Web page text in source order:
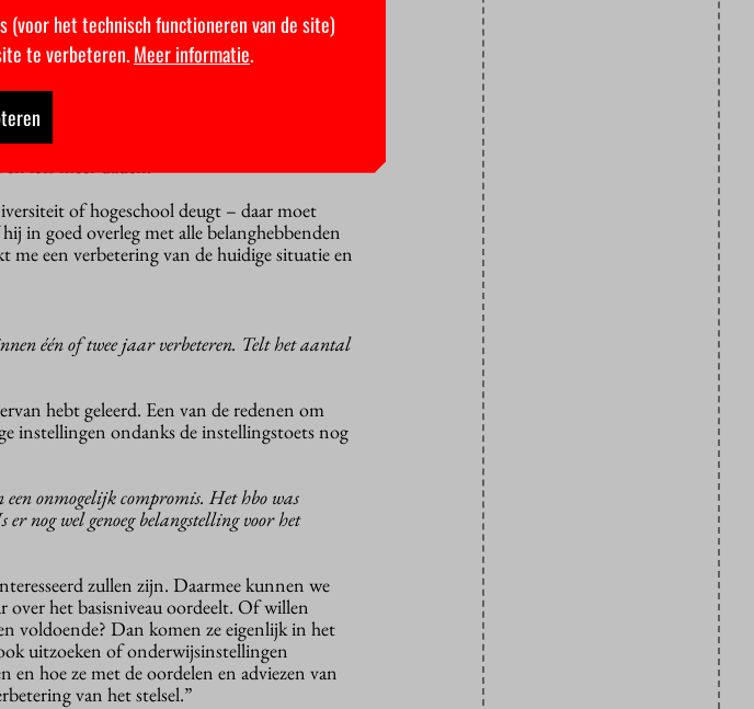
gaan we de focus iets veranderen, maar
– maar we zijn nu zes jaar
inderdaad zelf in staat om de kwaliteit van je
ingrijpt als er een probleem is? Ik ben
iets meer daden.
of hogeschool deugt – daar moet
in goed overleg met alle belanghebbenden
een verbetering van de huidige situatie en
één of twee jaar verbeteren. Telt het aantal
hebt geleerd. Een van de redenen om
instellingen ondanks de instellingstoets nog
onmogelijk compromis. Het hbo was
nog wel genoeg belangstelling voor het
zullen zijn. Daarmee kunnen we
over het basisniveau oordeelt. Of willen
voldoende? Dan komen ze eigenlijk in het
uitzoeken of onderwijsinstellingen
en hoe ze met de oordelen en adviezen van
van het stelsel.”
(voor het technisch functioneren van de site)
te verbeteren.Meer informatie.